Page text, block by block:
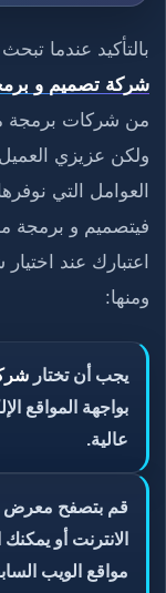
بالتأكيد عندما
شركة تصميم و
من شركات برمجة
ولكن عزيزي
العوامل التي
فيتصميم و برمجة
اعتبارك عند
ومنها:
يجب أن تختار
بواجهة المواقع
عالية.
قم بتصفح معرض
الانترنت أو
مواقع الويب